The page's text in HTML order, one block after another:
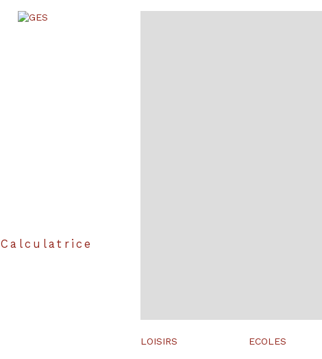
Calculatrice
LOISIRS ECOLES